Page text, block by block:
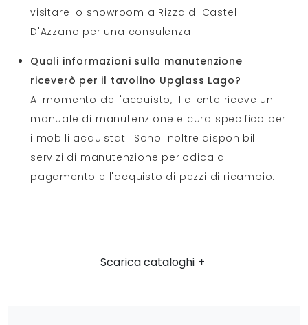
visitare lo showroom a Rizza di Castel
D'Azzano per una consulenza.
Quali informazioni sulla manutenzione
riceverò per il tavolino Upglass Lago?
Al momento dell'acquisto, il cliente riceve un
manuale di manutenzione e cura specifico per
i mobili acquistati. Sono inoltre disponibili
servizi di manutenzione periodica a
pagamento e l'acquisto di pezzi di ricambio.
Scarica cataloghi